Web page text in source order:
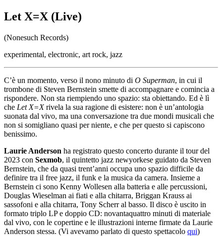
Let X=X (Live)
(Nonesuch Records)
experimental, electronic, art rock, jazz
C’è un momento, verso il nono minuto di O Superman, in cui il
trombone di Steven Bernstein smette di accompagnare e comincia a
rispondere. Non sta riempiendo uno spazio: sta obiettando. Ed è lì
che Let X=Xrivela la sua ragione di esistere: non è un’antologia
suonata dal vivo, ma una conversazione tra due mondi musicali che
non si somigliano quasi per niente, e che per questo si capiscono
benissimo.
Laurie Anderson ha registrato questo concerto durante il tour del
2023 con Sexmob, il quintetto jazz newyorkese guidato da Steven
Bernstein, che da quasi trent’anni occupa uno spazio difficile da
definire tra il free jazz, il funk e la musica da camera. Insieme a
Bernstein ci sono Kenny Wollesen alla batteria e alle percussioni,
Douglas Wieselman ai fiati e alla chitarra, Briggan Krauss ai
sassofoni e alla chitarra, Tony Scherr al basso. Il disco è uscito in
formato triplo LP e doppio CD: novantaquattro minuti di materiale
dal vivo, con le copertine e le illustrazioni interne firmate da Laurie
Anderson stessa. (Vi avevamo parlato di questo spettacolo qui)